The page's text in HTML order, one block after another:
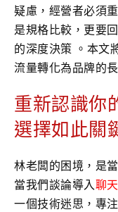
疑慮，經營者必須
是規格比較，更要
的深度決策 。本文
流量轉化為品牌的
重新認識你
選擇如此關
林老闆的困境，是
當我們談論導入聊
一個技術迷思，專